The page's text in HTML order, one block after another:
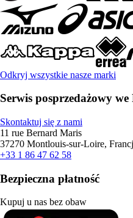
Odkryj wszystkie nasze marki
Serwis posprzedażowy
Skontaktuj się z nami
11 rue Bernard Maris
37270 Montlouis-sur-Loire,
+33 1 86 47 62 58
Bezpieczna płatność
Kupuj u nas bez obaw